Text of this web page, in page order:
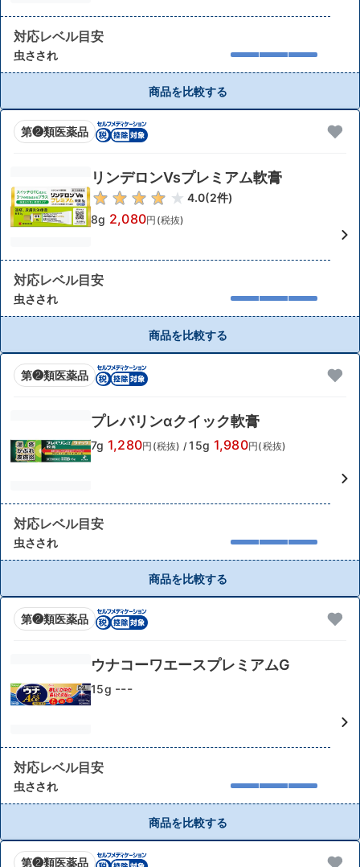
対応レベル目安
虫さされ
商品を比較する
第❷類医薬品
リンデロンVsプレミアム軟膏
4.0(2件)
8g 2,080円(税抜)
対応レベル目安
虫さされ
商品を比較する
第❷類医薬品
プレバリンαクイック軟膏
7g 1,280円(税抜) / 15g 1,980円(税抜)
対応レベル目安
虫さされ
商品を比較する
第❷類医薬品
ウナコーワエースプレミアムG
15g ---
対応レベル目安
虫さされ
商品を比較する
第❷類医薬品